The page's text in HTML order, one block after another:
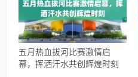
五月热血拔河比赛激情启
幕，挥洒汗水共创辉煌时刻